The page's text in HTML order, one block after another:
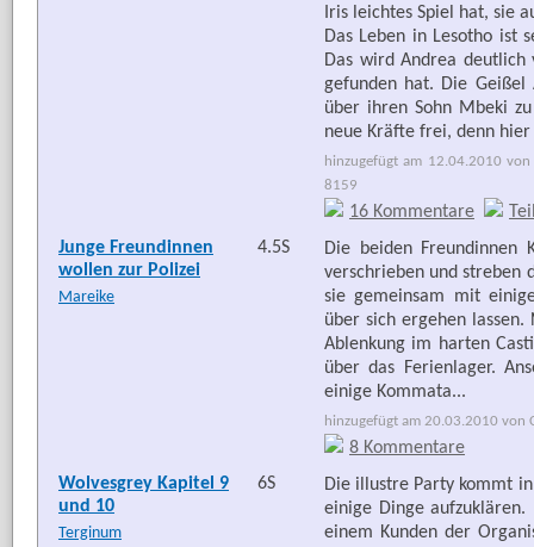
Iris leichtes Spiel hat, sie
Das Leben in Lesotho ist
Das wird Andrea
gefunden hat. Die
über ihren Sohn Mbeki
neue Kräfte frei, denn
hinzugefügt am 12.04.2010
8159
16 Kommentare
Junge Freundinnen
wollen zur Polizei
Mareike
4.5S
Die beiden Freundinnen
verschrieben und streben
sie gemeinsam mit
über sich ergehen lassen.
Ablenkung im harten
über das Ferienlager.
einige Kommata...
hinzugefügt am 20.03.2010 von
8 Kommentare
Wolvesgrey Kapitel 9
und 10
Terginum
6S
Die illustre Party kommt
einige Dinge
einem Kunden der